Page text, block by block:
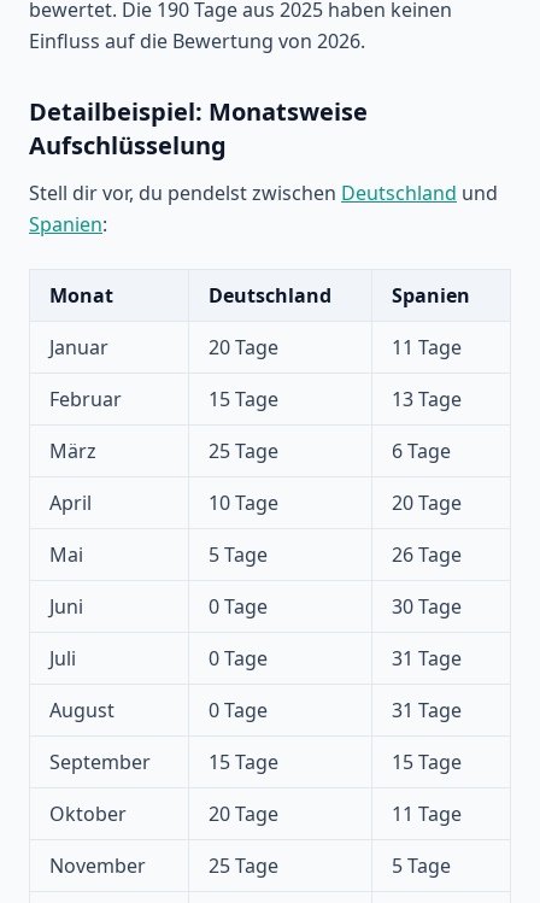
bewertet. Die 190 Tage aus 2025 haben keinen
Einfluss auf die Bewertung von 2026.
Detailbeispiel: Monatsweise
Aufschlüsselung
Stell dir vor, du pendelst zwischen Deutschland und
Spanien:
Monat Deutschland
Spanien
Januar
20 Tage
11 Tage
Februar
15 Tage
13 Tage
März
25 Tage
6 Tage
April
10 Tage
20 Tage
Mai
5 Tage
26 Tage
Juni
0 Tage
30 Tage
Juli
0 Tage
31 Tage
August
0 Tage
31 Tage
September
15 Tage
15 Tage
Oktober
20 Tage
11 Tage
November
25 Tage
5 Tage